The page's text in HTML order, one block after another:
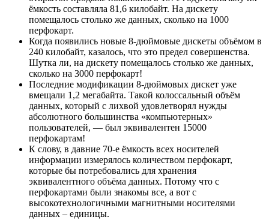
ёмкость составляла 81,6 килобайт. На дискету
помещалось столько же данных, сколько на 1000
перфокарт.
Когда появились новые 8-дюймовые дискеты объёмом в
240 килобайт, казалось, что это предел совершенства.
Шутка ли, на дискету помещалось столько же данных,
сколько на 3000 перфокарт!
Последние модификации 8-дюймовых дискет уже
вмещали 1,2 мегабайта. Такой колоссальный объём
данных, который с лихвой удовлетворял нужды
абсолютного большинства «компьютерных»
пользователей, — был эквивалентен 15000
перфокартам!
К слову, в давние 70-е ёмкость всех носителей
информации измерялось количеством перфокарт,
которые бы потребовались для хранения
эквивалентного объёма данных. Потому что с
перфокартами были знакомы все, а вот с
высокотехнологичными магнитными носителями
данных – единицы.